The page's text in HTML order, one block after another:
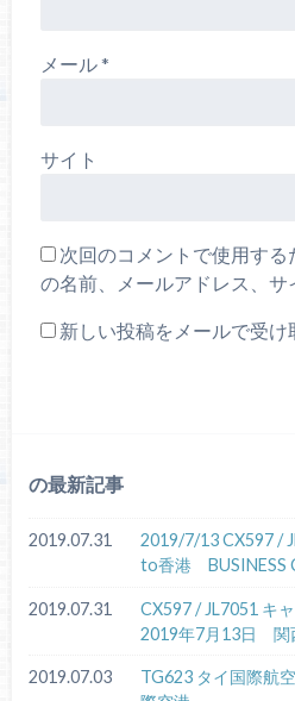
メール*
サイト
次回のコメントで使用す
の名前、メールアドレス、サ
新しい投稿をメールで受け
の最新記事
2019.07.31
2019/7/13 CX597 /
to香港 BUSINESS
2019.07.31
CX597 / JL7051 キ
2019年7月13日 関
2019.07.03
TG623 タイ国際